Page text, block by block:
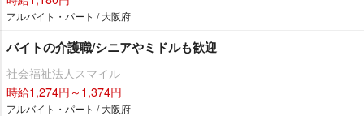
アルバイト・パート / 大阪府
バイトの介護職/シニアやミドルも歓迎
社会福祉法人スマイル
時給1,274円～1,374円
アルバイト・パート / 大阪府